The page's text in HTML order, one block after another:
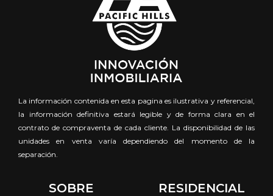
La información contenida en esta pagina es ilustrativa y referencial,
la información definitiva estará legible y de forma clara en el
contrato de compraventa de cada cliente. La disponibilidad de las
unidades en venta varía dependiendo del momento de la
separación.
SOBRE
RESIDENCIAL